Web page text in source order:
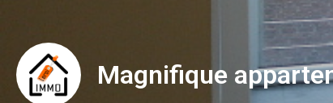
Magnifique